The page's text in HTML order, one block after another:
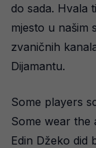
do sada. Hvala
mjesto u našim
zvaničnih
Dijamantu.
Some players
Some wear the
Edin Džeko did